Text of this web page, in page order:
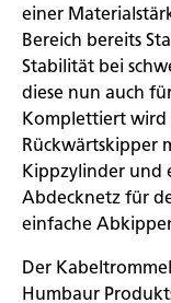
einer
Bereich bereits
Stabilität bei
diese nun auch
Komplettiert wird
Rückwärtskipper
Kippzylinder und
Abdecknetz für
einfache
Der
Humbaur